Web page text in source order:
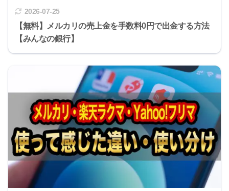
2026-07-25
【無料】メルカリの売上金を手数料0円で出金する方法
【みんなの銀行】